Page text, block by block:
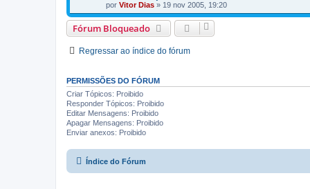
por Vitor Dias » 19 nov 2005, 19:20
Fórum Bloqueado
Regressar ao índice do fórum
PERMISSÕES DO FÓRUM
Criar Tópicos: Proibido
Responder Tópicos: Proibido
Editar Mensagens: Proibido
Apagar Mensagens: Proibido
Enviar anexos: Proibido
Índice do Fórum